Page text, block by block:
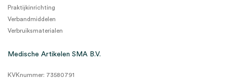
Praktijkinrichting
Verbandmiddelen
Verbruiksmaterialen
Medische Artikelen SMA B.V.
KVKnummer: 73580791